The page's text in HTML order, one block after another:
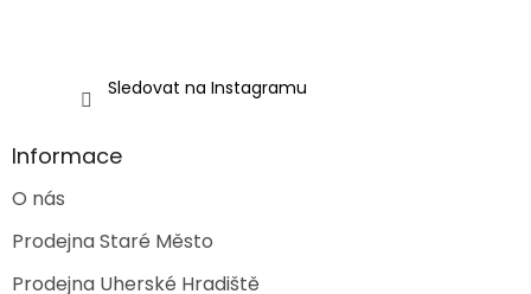
Sledovat na Instagramu
Informace
O nás
Prodejna Staré Město
Prodejna Uherské Hradiště